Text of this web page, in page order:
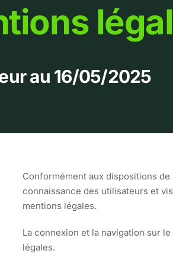
au 16/05/2025
Conformément aux dispositions
connaissance des utilisateurs et
mentions légales.
La connexion et la navigation sur
légales.